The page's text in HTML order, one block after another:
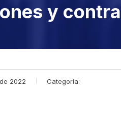
y
2022 Categoría: